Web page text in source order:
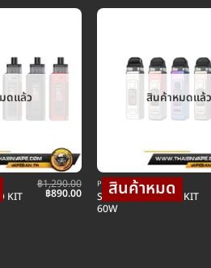
ดแล้ว
KIT
฿1,290.00
Original
price
฿890.00Current
price
สินค้าหมดแล้ว
POD พอตบุหรี่ไฟฟ้า
SMOK RPM 4 POD KIT
60W